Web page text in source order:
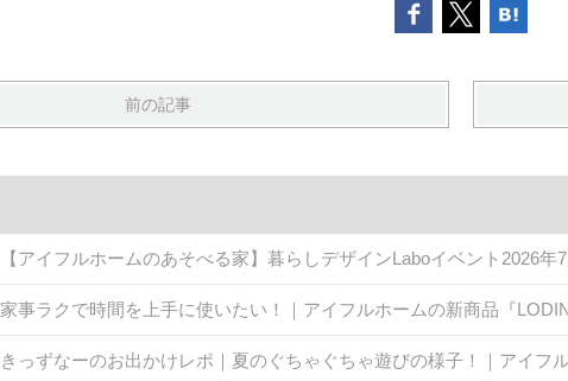
前の記事
【アイフルホームのあそべる家】暮らしデザインLaboイベント2026年
家事ラクで時間を上手に使いたい！｜アイフルホームの新商品『
きっずなーのお出かけレポ｜夏のぐちゃぐちゃ遊びの様子！｜アイフ